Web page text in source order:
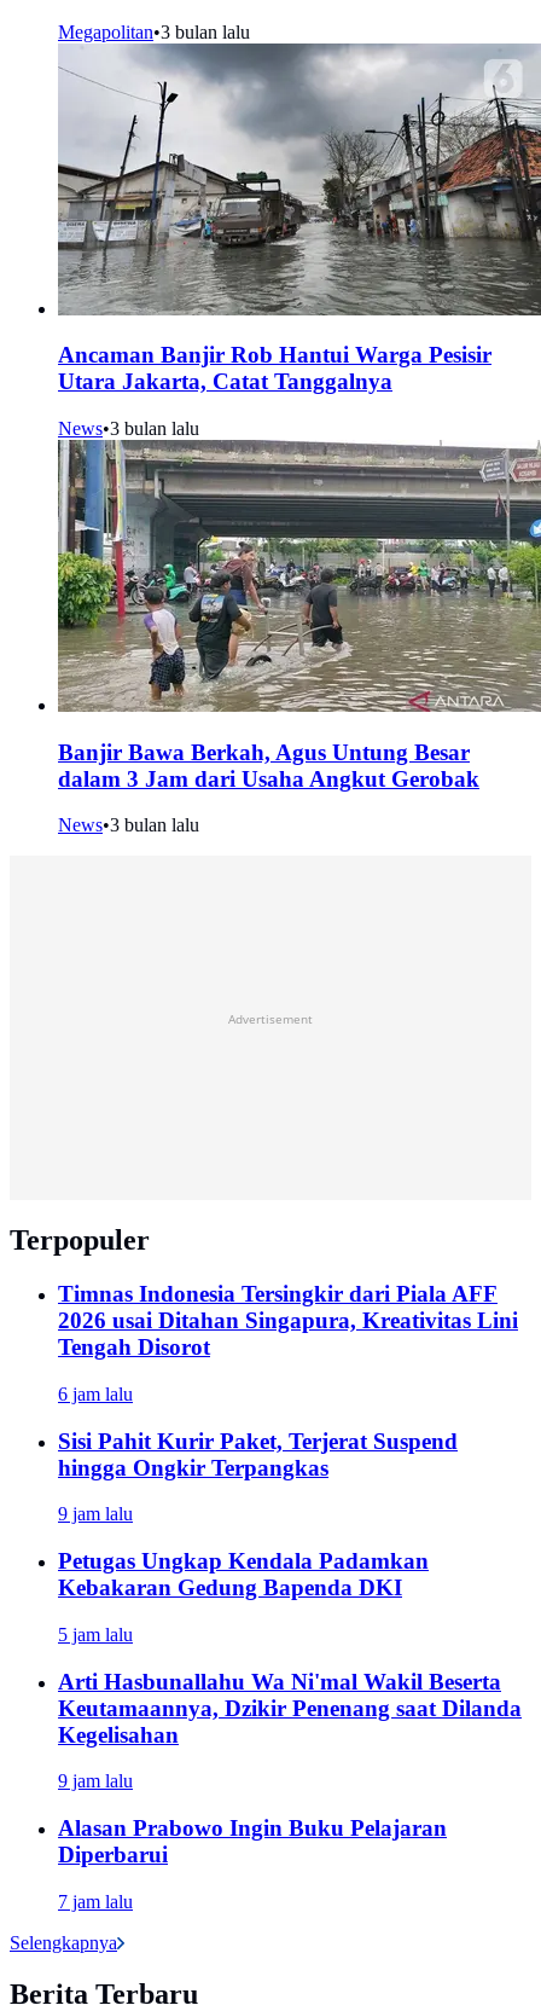
Megapolitan•3 bulan lalu
Ancaman Banjir Rob Hantui Warga Pesisir
Utara Jakarta, Catat Tanggalnya
News•3 bulan lalu
Banjir Bawa Berkah, Agus Untung Besar
dalam 3 Jam dari Usaha Angkut Gerobak
News•3 bulan lalu
Advertisement
Terpopuler
Timnas Indonesia Tersingkir dari Piala AFF
2026 usai Ditahan Singapura, Kreativitas Lini
Tengah Disorot
6 jam lalu
Sisi Pahit Kurir Paket, Terjerat Suspend
hingga Ongkir Terpangkas
9 jam lalu
Petugas Ungkap Kendala Padamkan
Kebakaran Gedung Bapenda DKI
5 jam lalu
Arti Hasbunallahu Wa Ni'mal Wakil Beserta
Keutamaannya, Dzikir Penenang saat Dilanda
Kegelisahan
9 jam lalu
Alasan Prabowo Ingin Buku Pelajaran
Diperbarui
7 jam lalu
Selengkapnya
Berita Terbaru